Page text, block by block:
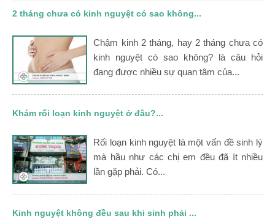
2 tháng chưa có kinh nguyệt có sao không...
Chậm kinh 2 tháng, hay 2 tháng chưa có
kinh nguyệt có sao không? là câu hỏi
đang được nhiều sự quan tâm của...
Khám rối loạn kinh nguyệt ở đâu?...
Rối loạn kinh nguyệt là một vấn đề sinh lý
mà hầu như các chị em đều đã ít nhiều
lần gặp phải. Có...
Kinh nguyệt không đều sau khi sinh phải ...